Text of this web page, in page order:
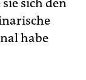
sich den
habe